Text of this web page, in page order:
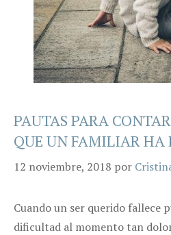
PAUTAS PARA
QUE UN FAMILIAR HA
12 noviembre, 2018 por
Cuando un ser querido fallece
dificultad al momento tan